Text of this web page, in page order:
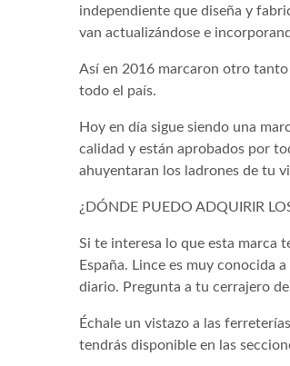
independiente que diseña y
van actualizándose e
Así en 2016 marcaron otro
todo el país.
Hoy en día sigue siendo una
calidad y están aprobados por
ahuyentaran los ladrones de tu
¿DÓNDE PUEDO ADQUIRIR
Si te interesa lo que esta marca
España. Lince es muy conocida
diario. Pregunta a tu cerrajero
Échale un vistazo a las
tendrás disponible en las